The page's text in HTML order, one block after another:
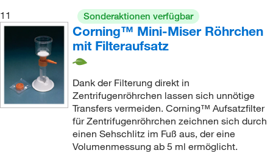
11
Sonderaktionen verfügbar
Corning™ Mini-Miser Röhrchen
mit Filteraufsatz
Dank der Filterung direkt in
Zentrifugenröhrchen lassen sich unnötige
Transfers vermeiden. Corning™ Aufsatzfilter
für Zentrifugenröhrchen zeichnen sich durch
einen Sehschlitz im Fuß aus, der eine
Volumenmessung ab 5 ml ermöglicht.